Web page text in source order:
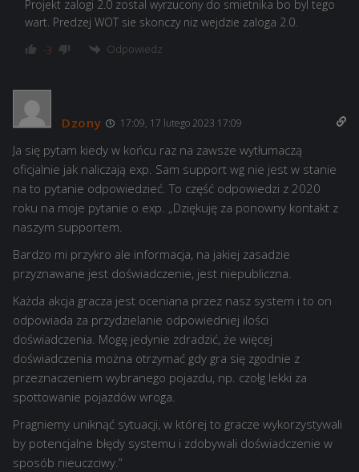
Projekt zalogi 2.0 zostal wyrzucony do smietnika bo byl tego
wart. Predzej WOT sie skonczy niz wejdzie zaloga 2.0.
-3 Odpowiedz
Dzony 17:09, 17 lutego 2023 17:09
Ja się pytam kiedy w końcu raz na zawsze wytłumaczą
oficjalnie jak naliczają exp. Sam support wg nie jest w stanie
na to pytanie odpowiedzieć. To część odpowiedzi z 2020
roku na moje pytanie o exp. „Dziękuję za ponowny kontakt z
naszym supportem.
Bardzo mi przykro ale informacja, na jakiej zasadzie
przyznawane jest doświadczenie, jest niepubliczna.
Każda akcja gracza jest oceniana przez nasz system i to on
odpowiada za przydzielanie odpowiedniej ilości
doświadczenia. Mogę jedynie zdradzić, że więcej
doświadczenia można otrzymać gdy gra się zgodnie z
przeznaczeniem wybranego pojazdu, np. czołg lekki za
spottowanie pojazdów wroga.
Pragniemy uniknąć sytuacji, w której to gracze wykorzystywali
by potencjalne błędy systemu i zdobywali doświadczenie w
sposób nieuczciwy.”